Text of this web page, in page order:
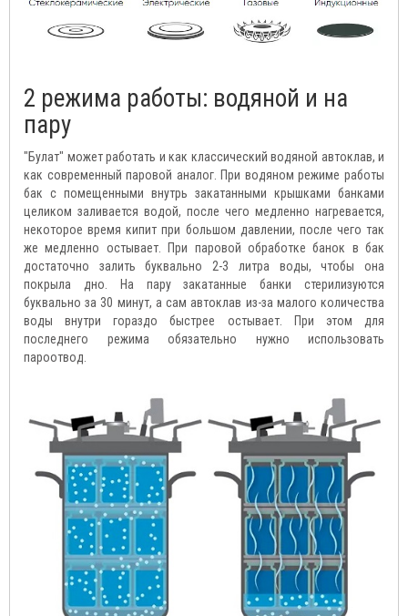
2 режима работы: водяной и на
пару
"Булат" может работать и как классический водяной автоклав, и
как современный паровой аналог. При водяном режиме работы
бак с помещенными внутрь закатанными крышками банками
целиком заливается водой, после чего медленно нагревается,
некоторое время кипит при большом давлении, после чего так
же медленно остывает. При паровой обработке банок в бак
достаточно залить буквально 2-3 литра воды, чтобы она
покрыла дно. На пару закатанные банки стерилизуются
буквально за 30 минут, а сам автоклав из-за малого количества
воды внутри гораздо быстрее остывает. При этом для
последнего режима обязательно нужно использовать
пароотвод.